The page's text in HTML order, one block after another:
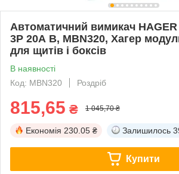
Автоматичний вимикач
3P 20А B, MBN320, Хагер
для щитів і боксів
В наявності
Код: MBN320
Роздріб
815,65 ₴ 1 045,70 ₴
Економія 230.05 ₴ Залишилось
Купити